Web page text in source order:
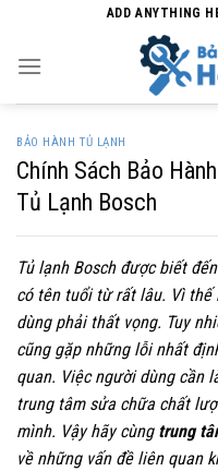
content
ADD ANYTHING
BẢO HÀNH TỦ LẠNH
Chính Sách Bảo
Tủ Lạnh Bosch
Tủ lạnh Bosch được biết
có tên tuổi từ rất lâu. Vì thế
dùng phải thất vọng. Tuy
cũng gặp những lỗi nhất
quan. Việc người dùng cần
trung tâm sửa chữa chất
mình. Vậy hãy cùng trung
về những vấn đề liên quan